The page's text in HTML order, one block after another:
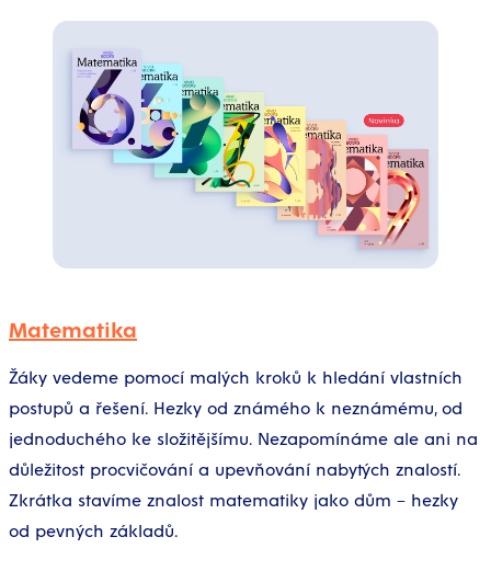
Matematika
Žáky vedeme pomocí malých kroků k hledání vlastních
postupů a řešení. Hezky od známého k neznámému, od
jednoduchého ke složitějšímu. Nezapomínáme ale ani na
důležitost procvičování a upevňování nabytých znalostí.
Zkrátka stavíme znalost matematiky jako dům – hezky
od pevných základů.